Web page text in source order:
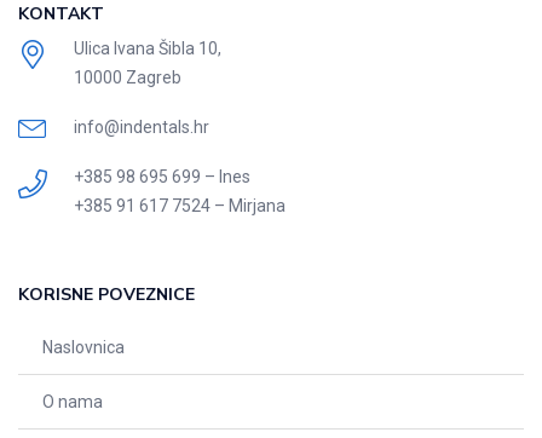
KONTAKT
Ulica Ivana Šibla 10,
10000 Zagreb
info@indentals.hr
+385 98 695 699 – Ines
+385 91 617 7524 – Mirjana
KORISNE POVEZNICE
Naslovnica
O nama